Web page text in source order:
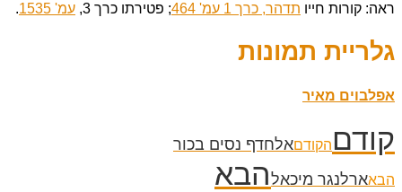
ראה: קורות חייו תדהר, כרך 1 עמ' 464 ; פטירתו כרך 3, עמ' 1535 .
גלריית תמונות
אפלבוים מאיר
קודם הקודםאלחדף נסים בכור
הבאארלנגר מיכאלהבא